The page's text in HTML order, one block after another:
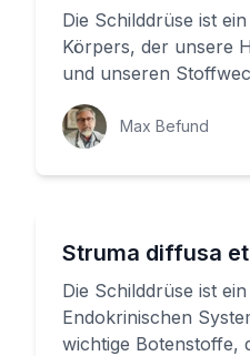
Die Schilddrüse ist
Körpers, der unsere
und unseren
was passiert, wenn
Max Befund
Struma diffusa
Die Schilddrüse ist
Endokrinischen
wichtige Botenstoffe,